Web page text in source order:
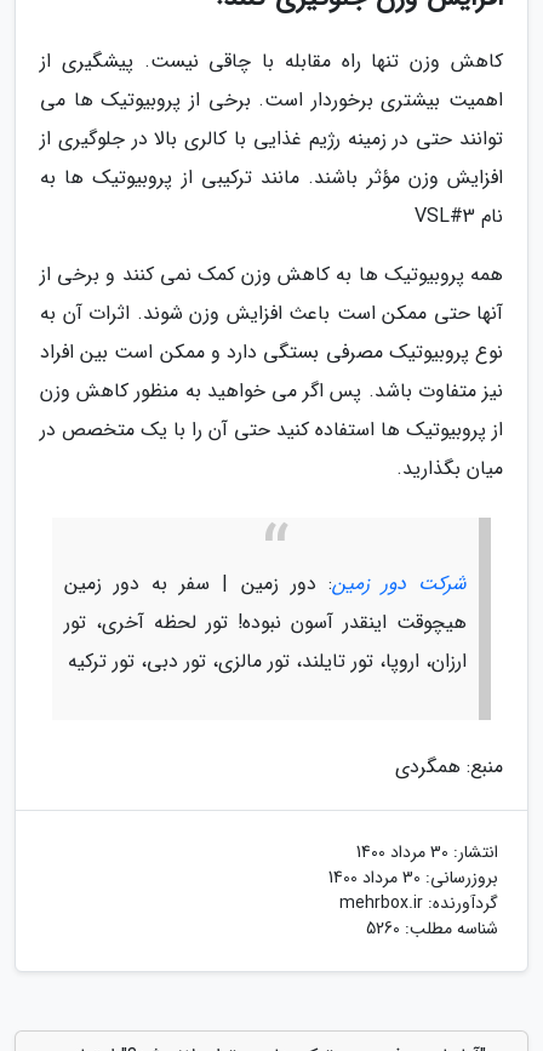
کاهش وزن تنها راه مقابله با چاقی نیست. پیشگیری از
اهمیت بیشتری برخوردار است. برخی از پروبیوتیک ها می
توانند حتی در زمینه رژیم غذایی با کالری بالا در جلوگیری از
افزایش وزن مؤثر باشند. مانند ترکیبی از پروبیوتیک ها به
نام VSL#3
همه پروبیوتیک ها به کاهش وزن کمک نمی کنند و برخی از
آنها حتی ممکن است باعث افزایش وزن شوند. اثرات آن به
نوع پروبیوتیک مصرفی بستگی دارد و ممکن است بین افراد
نیز متفاوت باشد. پس اگر می خواهید به منظور کاهش وزن
از پروبیوتیک ها استفاده کنید حتی آن را با یک متخصص در
میان بگذارید.
شرکت دور زمین: دور زمین | سفر به دور زمین
هیچوقت اینقدر آسون نبوده! تور لحظه آخری، تور
ارزان، اروپا، تور تایلند، تور مالزی، تور دبی، تور ترکیه
منبع: همگردی
انتشار: 30 مرداد 1400
بروزرسانی: 30 مرداد 1400
گردآورنده: mehrbox.ir
شناسه مطلب: 5260